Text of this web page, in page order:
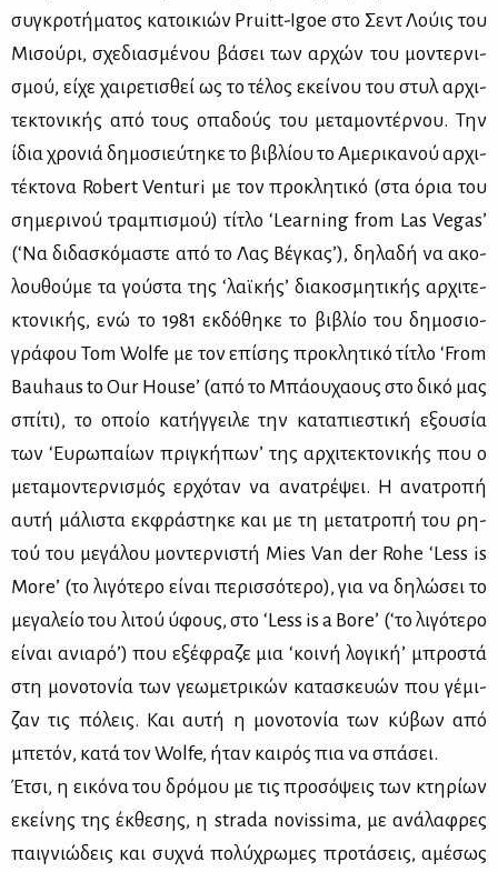
συ­γκρο­τή­μα­τος κα­τοι­κιών Pruitt-Igoe στο Σεντ Λού­ις του
Μι­σού­ρι, σχε­δια­σμέ­νου βά­σει των αρ­χών του μο­ντερ­νι­
σμού, εί­χε χαι­ρε­τι­σθεί ως το τέ­λος εκεί­νου του στυλ αρ­χι­
τε­κτο­νι­κής από τους οπα­δούς του με­τα­μο­ντέρ­νου. Την
ίδια χρο­νιά δη­μο­σιεύ­τη­κε το βι­βλί­ου το Αμε­ρι­κα­νού αρ­χι­
τέ­κτο­να Robert Venturi με τον προ­κλη­τι­κό (στα όρια του
ση­με­ρι­νού τρα­μπι­σμού) τί­τλο ‘Learning from Las Vegas’
(‘Να δι­δα­σκό­μα­στε από το Λας Βέ­γκα­ς’), δη­λα­δή να ακο­
λου­θού­με τα γού­στα της ‘λαϊ­κή­ς’ δια­κο­σμη­τι­κής αρ­χι­τε­
κτο­νι­κής, ενώ το 1981 εκ­δό­θη­κε το βι­βλίο του δη­μο­σιο­
γρά­φου Tom Wolfe με τον επί­σης προ­κλη­τι­κό τί­τλο ‘From
Bauhaus to Our House’ (από το Μπά­ου­χα­ους στο δι­κό μας
σπί­τι), το οποίο κα­τήγ­γει­λε την κα­τα­πιε­στι­κή εξου­σία
των ‘Ευ­ρω­παί­ων πρι­γκή­πω­ν’ της αρ­χι­τε­κτο­νι­κής που ο
με­τα­μο­ντερ­νι­σμός ερ­χό­ταν να ανα­τρέ­ψει. Η ανα­τρο­πή
αυ­τή μά­λι­στα εκ­φρά­στη­κε και με τη με­τα­τρο­πή του ρη­
τού του με­γά­λου μο­ντερ­νι­στή Mies Van der Rohe ‘Less is
More’ (το λι­γό­τε­ρο εί­ναι πε­ρισ­σό­τε­ρο), για να δη­λώ­σει το
με­γα­λείο του λι­τού ύφους, στο ‘Less is a Bore’ (‘το λι­γό­τε­ρο
εί­ναι ανια­ρό’) που εξέ­φρα­ζε μια ‘κοι­νή λο­γι­κή’ μπρο­στά
στη μο­νο­το­νία των γε­ω­με­τρι­κών κα­τα­σκευών που γέ­μι­
ζαν τις πό­λεις. Και αυ­τή η μο­νο­το­νία των κύ­βων από
μπε­τόν, κα­τά τον Wolfe, ήταν και­ρός πια να σπά­σει.
Έτσι, η ει­κό­να του δρό­μου με τις προ­σό­ψεις των κτη­ρί­ων
εκεί­νης της έκ­θε­σης, η strada novissima, με ανά­λα­φρες
παι­γνιώ­δεις και συ­χνά πο­λύ­χρω­μες προ­τά­σεις, αμέ­σως